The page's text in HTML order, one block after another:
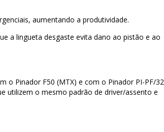
aumentando a produtividade.
a lingueta desgaste evita dano ao pistão e ao
o Pinador F50 (MTX) e com o Pinador PI-PF/32
utilizem o mesmo padrão de driver/assento e